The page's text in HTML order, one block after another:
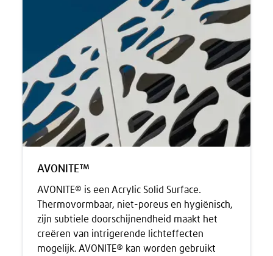
AVONITE™
AVONITE® is een Acrylic Solid Surface.
Thermovormbaar, niet-poreus en hygiënisch,
zijn subtiele doorschijnendheid maakt het
creëren van intrigerende lichteffecten
mogelijk. AVONITE® kan worden gebruikt